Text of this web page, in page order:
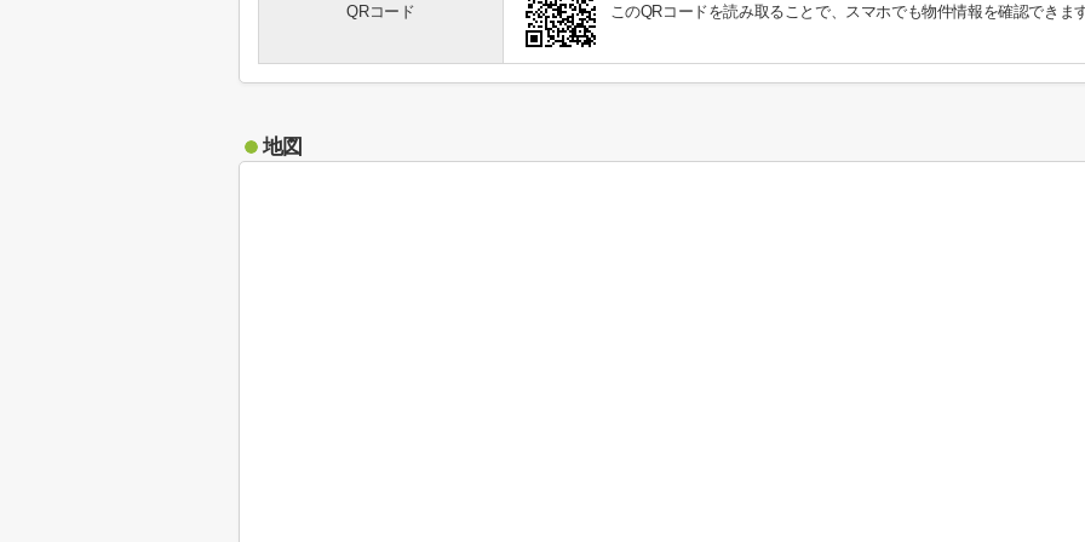
QRコード このQRコードを読み取ることで、スマホでも物件情報を確認できま
地図